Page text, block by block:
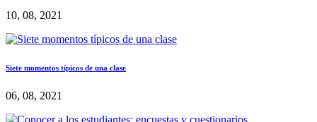
10, 08, 2021
Siete momentos típicos de una clase
06, 08, 2021